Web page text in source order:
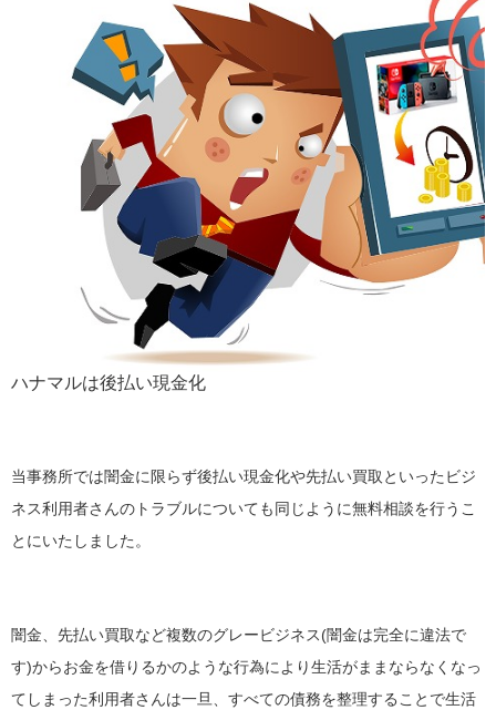
ハナマルは後払い現金化
当事務所では闇金に限らず後払い現金化や先払い買取といったビジ
ネス利用者さんのトラブルについても同じように無料相談を行うこ
とにいたしました。
闇金、先払い買取など複数のグレービジネス(闇金は完全に違法で
す)からお金を借りるかのような行為により生活がままならなくなっ
てしまった利用者さんは一旦、すべての債務を整理することで生活